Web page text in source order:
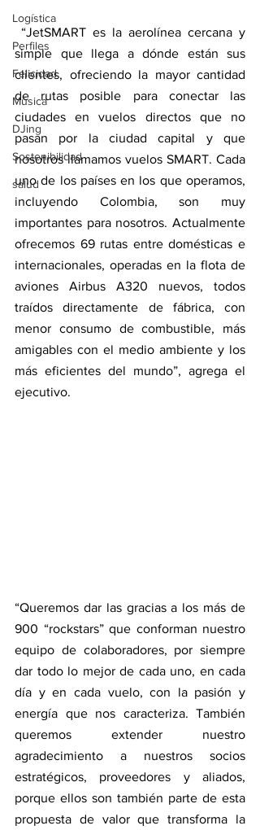
Logística
Perfiles
Felicidad
Música
DJing
Sostenibilidad
salud
simple que llega a dónde están sus
clientes, ofreciendo la mayor cantidad
de rutas posible para conectar las
ciudades en vuelos directos que no
pasan por la ciudad capital y que
nosotros llamamos vuelos SMART. Cada
uno de los países en los que operamos,
incluyendo Colombia, son muy
importantes para nosotros. Actualmente
ofrecemos 69 rutas entre domésticas e
internacionales, operadas en la flota de
aviones Airbus A320 nuevos, todos
traídos directamente de fábrica, con
menor consumo de combustible, más
amigables con el medio ambiente y los
más eficientes del mundo”, agrega el
ejecutivo.
“Queremos dar las gracias a los más de
900 “rockstars” que conforman nuestro
equipo de colaboradores, por siempre
dar todo lo mejor de cada uno, en cada
día y en cada vuelo, con la pasión y
energía que nos caracteriza. También
queremos extender nuestro
agradecimiento a nuestros socios
estratégicos, proveedores y aliados,
porque ellos son también parte de esta
propuesta de valor que transforma la